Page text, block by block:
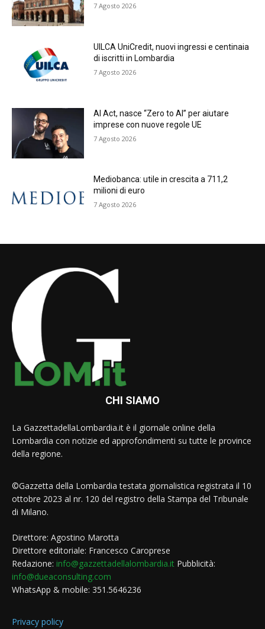
7 Agosto 2026
UILCA UniCredit, nuovi ingressi e centinaia
di iscritti in Lombardia
7 Agosto 2026
AI Act, nasce “Zero to AI” per aiutare
imprese con nuove regole UE
7 Agosto 2026
Mediobanca: utile in crescita a 711,2
milioni di euro
7 Agosto 2026
CHI SIAMO
La GazzettadellaLombardia.it è il giornale online della
Lombardia con notizie ed approfondimenti su tutte le province
della regione.
©Gazzetta della Lombardia testata giornalistica registrata il 10
ottobre 2023 al nr. 120 del registro della Stampa del Tribunale
di Milano.
Direttore: Agostino Marotta
Direttore editoriale: Francesco Caroprese
Redazione: info@gazzettadellalombardia.it Pubblicità:
info@dueaconsulting.com
WhatsApp & mobile: 351.5646236
Privacy policy